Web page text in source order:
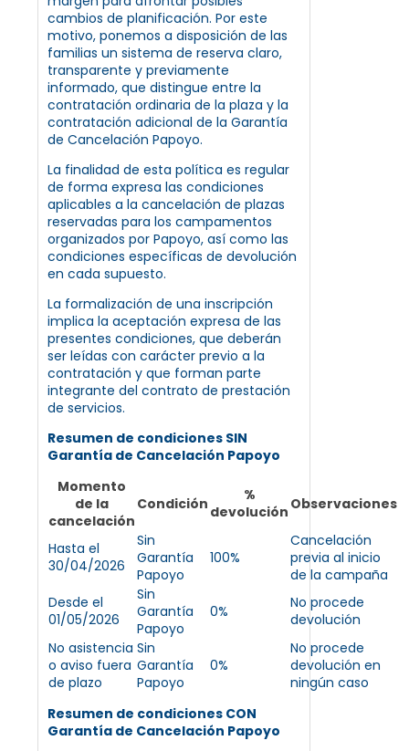
cambios de planificación. Por este
motivo, ponemos a disposición de las
familias un sistema de reserva claro,
transparente y previamente
informado, que distingue entre la
contratación ordinaria de la plaza y la
contratación adicional de la Garantía
de Cancelación Papoyo.
La finalidad de esta política es regular
de forma expresa las condiciones
aplicables a la cancelación de plazas
reservadas para los campamentos
organizados por Papoyo, así como las
condiciones específicas de devolución
en cada supuesto.
La formalización de una inscripción
implica la aceptación expresa de las
presentes condiciones, que deberán
ser leídas con carácter previo a la
contratación y que forman parte
integrante del contrato de prestación
de servicios.
Resumen de condiciones SIN
Garantía de Cancelación Papoyo
Momento
de la
cancelación
Condición
%
devolución Observaciones
Hasta el
30/04/2026
Sin
Garantía
Papoyo
100%
Cancelación
previa al inicio
de la campaña
Desde el
01/05/2026
Sin
Garantía
Papoyo
0%
No procede
devolución
No asistencia
o aviso fuera
de plazo
Sin
Garantía
Papoyo
0%
No procede
devolución en
ningún caso
Resumen de condiciones CON
Garantía de Cancelación Papoyo